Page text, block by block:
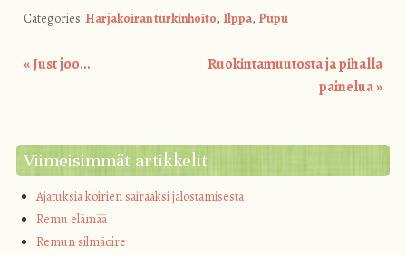
Categories: Harjakoiran turkinhoito, Ilppa, Pupu
«Just joo…
Ruokintamuutosta ja pihalla
painelua»
Viimeisimmät artikkelit
Ajatuksia koirien sairaaksi jalostamisesta
Remu elämää
Remun silmäoire